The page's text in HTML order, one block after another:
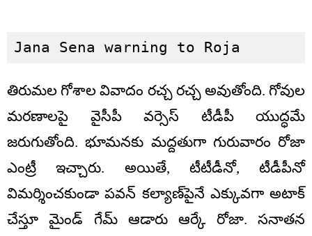
Jana Sena warning to Roja
తిరుమల గోశాల వివాదం రచ్చ రచ్చ అవుతోంది. గోవుల
మరణాలపై వైసీపీ వర్సెస్ టీడీపీ యుద్ధమే
జరుగుతోంది. భూమనకు మద్దతుగా గురువారం రోజా
ఎంట్రీ ఇచ్చారు. అయితే, టీటీడీనో, టీడీపీనో
విమర్శించకుండా పవన్ కల్యాణ్‌పైనే ఎక్కువగా అటాక్
చేస్తూ మైండ్ గేమ్ ఆడారు ఆర్కే రోజా. సనాతన